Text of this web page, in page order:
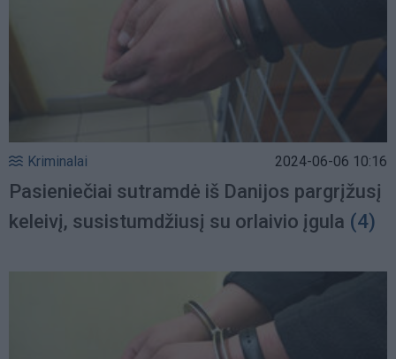
Kriminalai 2024-06-06 10:16
Pasieniečiai sutramdė iš Danijos pargrįžusį
keleivį, susistumdžiusį su orlaivio įgula (4)